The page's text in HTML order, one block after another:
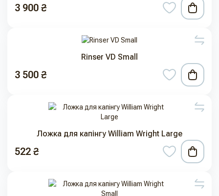
3 900 ₴
Rinser VD Small
3 500 ₴
Ложка для капінгу William Wright Large
522 ₴